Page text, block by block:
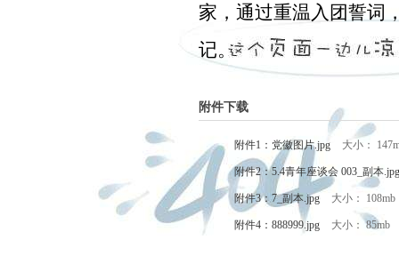
家，通过重温入团誓词
记。
附件下载
附件1：党徽图片.jpg 大小：
附件2：5.4青年座谈会 003_副本
附件3：7_副本.jpg 大小： 108mb
附件4：888999.jpg 大小： 85mb